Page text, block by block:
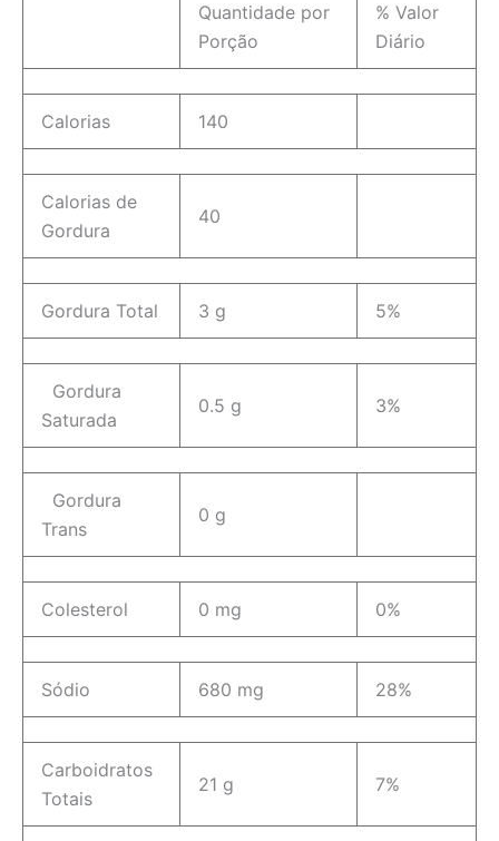
Quantidade por
Porção
% Valor
Diário
Calorias 140
Calorias de
Gordura
40
Gordura Total 3 g 5%
Gordura
Saturada
0.5 g 3%
Gordura
Trans
0 g
Colesterol 0 mg 0%
Sódio 680 mg 28%
Carboidratos
Totais
21 g 7%